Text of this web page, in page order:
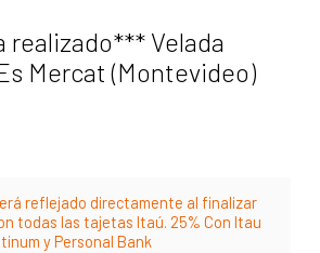
realizado*** Velada
Mercat (Montevideo)
reflejado directamente al finalizar
todas las tajetas Itaú. 25% Con Itau
y Personal Bank